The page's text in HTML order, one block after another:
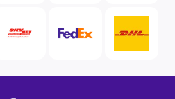
economico ed affidabile